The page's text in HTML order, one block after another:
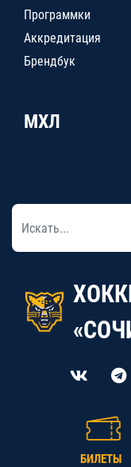
Программки
Аккредитация
Брендбук
МХЛ
БИЛЕТЫ